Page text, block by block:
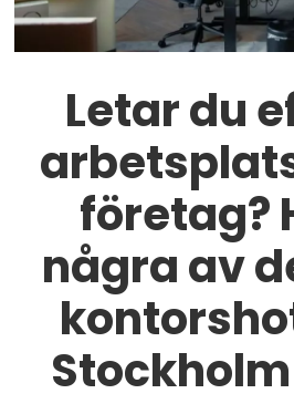
Letar du
företag?
några av